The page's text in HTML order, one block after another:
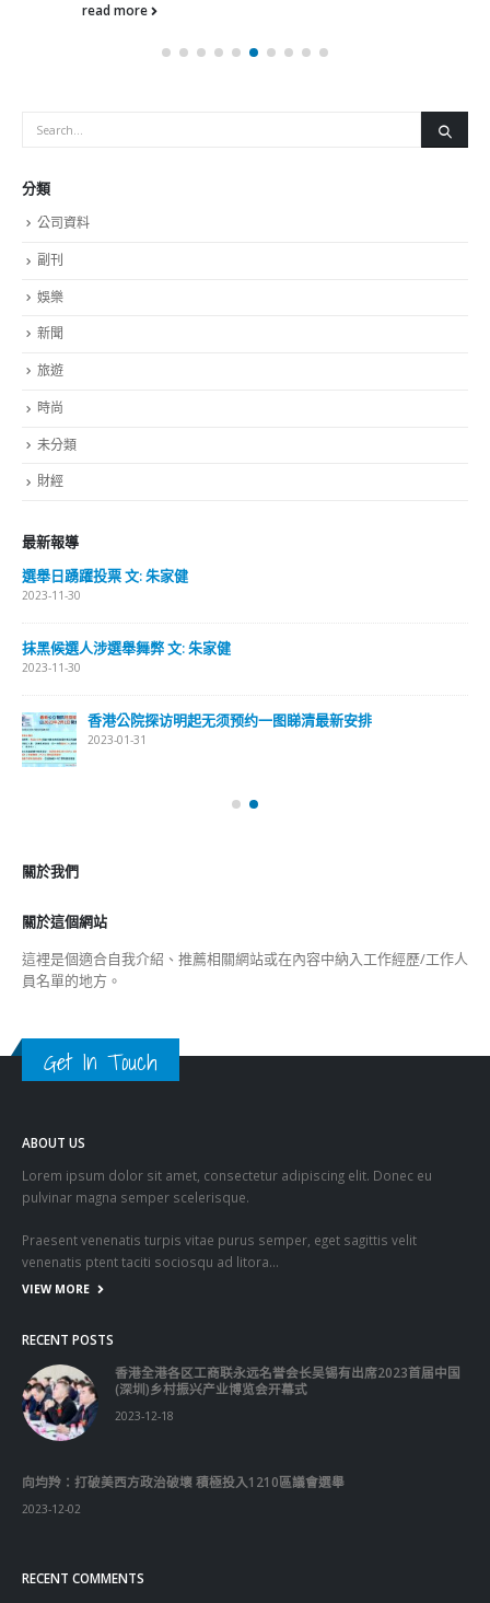
read more
分類
公司資料
副刊
娛樂
新聞
旅遊
時尚
未分類
財經
最新報導
選舉日踴躍投票 文: 朱家健
2023-11-30
抹黑候選人涉選舉舞弊 文: 朱家健
2023-11-30
香港公院探访明起无须预约一图睇清最新安排
2023-01-31
關於我們
關於這個網站
這裡是個適合自我介紹、推薦相關網站或在內容中納入工作經歷/工作人
員名單的地方。
Get In Touch
ABOUT US
Lorem ipsum dolor sit amet, consectetur adipiscing elit. Donec eu
pulvinar magna semper scelerisque.
Praesent venenatis turpis vitae purus semper, eget sagittis velit
venenatis ptent taciti sociosqu ad litora…
VIEW MORE
RECENT POSTS
香港全港各区工商联永远名誉会长吴锡有出席2023首届中国
(深圳)乡村振兴产业博览会开幕式
2023-12-18
向均羚：打破美西方政治破壞 積極投入1210區議會選舉
2023-12-02
RECENT COMMENTS